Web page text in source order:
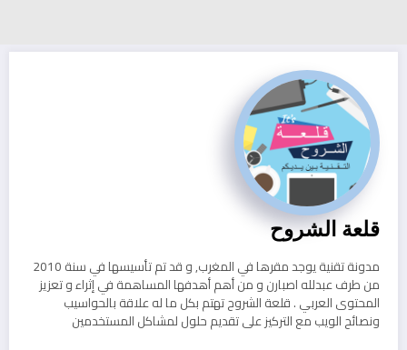
قلعة الشروح
مدونة تقنية يوجد مقرها في المغرب, و قد تم تأسيسها في سنة 2010
من طرف عبدلله اصبارن و من أهم أهدفها المساهمة في إثراء و تعزيز
المحتوى العربي . قلعة الشروح تهتم بكل ما له علاقة بالحواسيب
ونصائح الويب مع التركيز على تقديم حلول لمشاكل المستخدمين